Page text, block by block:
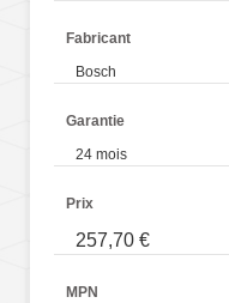
Fabricant
Bosch
Garantie
24 mois
Prix
257,70 €
MPN